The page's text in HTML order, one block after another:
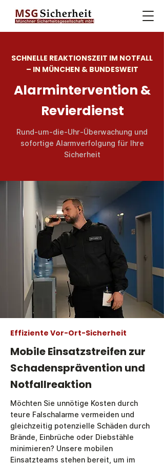
SCHNELLE REAKTIONSZEIT IM NOTFALL
– IN MÜNCHEN & BUNDESWEIT
Alarmintervention &
Revierdienst
Rund-um-die-Uhr-Überwachung und
sofortige Alarmverfolgung für Ihre
Sicherheit
Effiziente Vor-Ort-Sicherheit
Mobile Einsatzstreifen zur
Schadensprävention und
Notfallreaktion
Möchten Sie unnötige Kosten durch
teure Falschalarme vermeiden und
gleichzeitig potenzielle Schäden durch
Brände, Einbrüche oder Diebstähle
minimieren? Unsere mobilen
Einsatzteams stehen bereit, um im